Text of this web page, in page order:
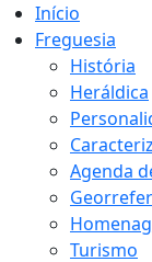
Início
Freguesia
História
Heráldica
Agenda
Turismo